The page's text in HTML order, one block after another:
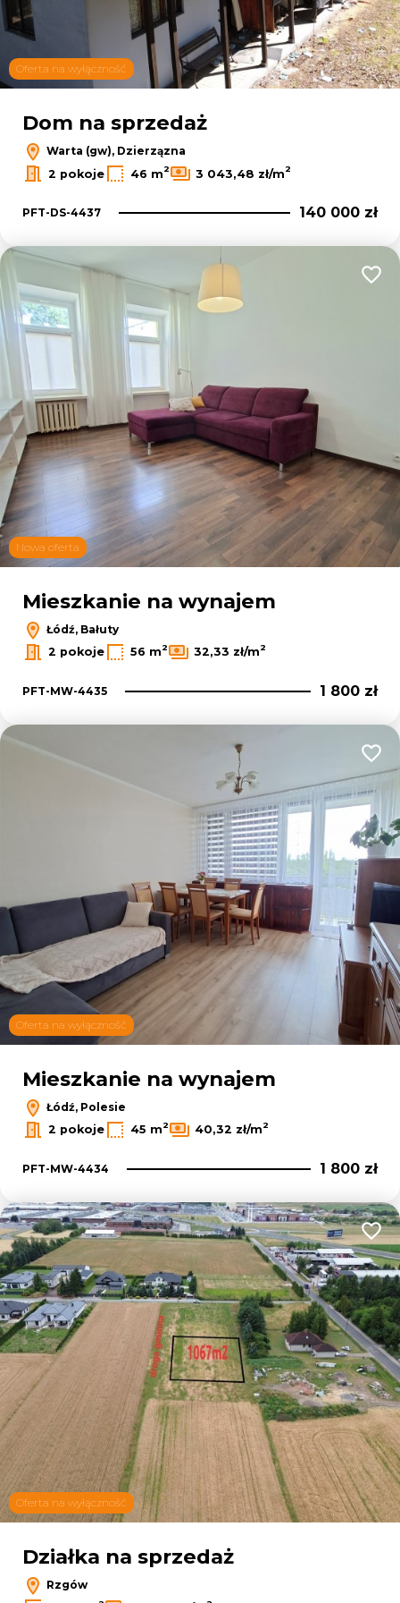
Oferta na wyłączność
Dom na sprzedaż
Warta (gw), Dzierzązna
2 pokoje
46 m2 3 043,48 zł/m2
PFT-DS-4437 140 000 zł
Nowa oferta
Mieszkanie na wynajem
Łódź, Bałuty
2 pokoje
56 m2 32,33 zł/m2
PFT-MW-4435 1 800 zł
Oferta na wyłączność
Mieszkanie na wynajem
Łódź, Polesie
2 pokoje
45 m2 40,32 zł/m2
PFT-MW-4434 1 800 zł
Oferta na wyłączność
Działka na sprzedaż
Rzgów